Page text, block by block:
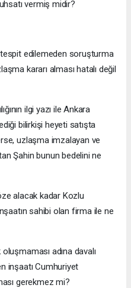
vermiş midir?
tespit edilemeden soruşturma
kararı alması hatalı değil
ilgi yazı ile Ankara
bilirkişi heyeti satışta
uzlaşma imzalayan ve
Şahin bunun bedelini ne
alacak kadar Kozlu
sahibi olan firma ile ne
adına davalı
inşaatı Cumhuriyet
gerekmez mi?